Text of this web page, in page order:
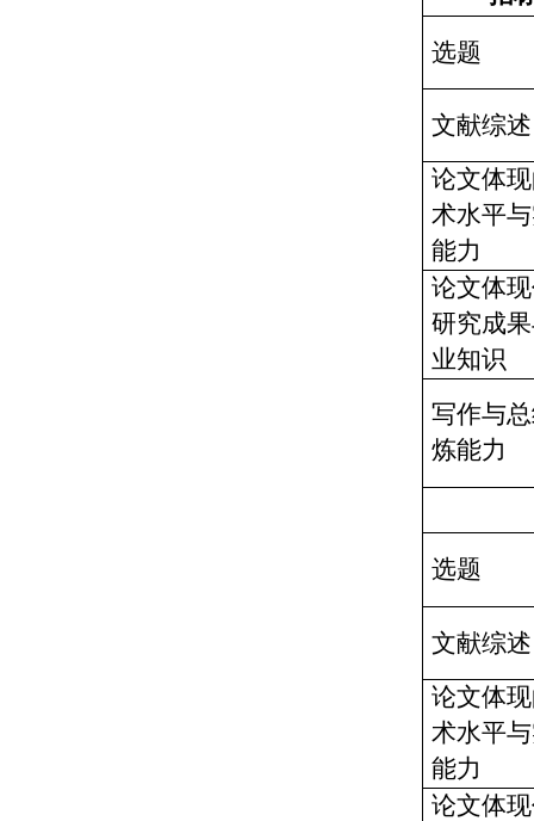
选题
文献综述
论文体
术水平
能力
论文体
研究成
业知识
写作与
炼能力
选题
文献综述
论文体
术水平
能力
论文体